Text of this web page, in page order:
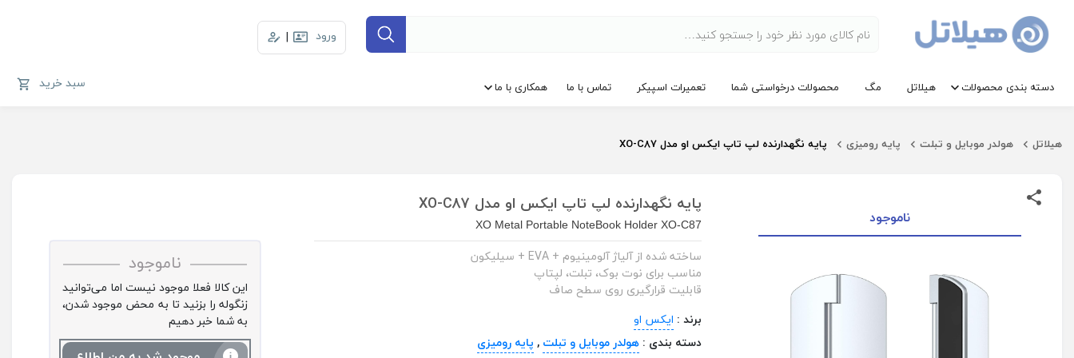
ورود |
دسته بندی محصولات هیلاتل مگ محصولات درخواستی شما تعمیرات اسپیکر تماس با ما همکاری با ما سبد خرید
هیلاتل هولدر موبایل و تبلت پایه رومیزی پایه نگهدارنده لپ تاپ ایکس او مدل XO-C87
ناموجود
پایه نگهدارنده لپ تاپ ایکس او مدل XO-C87
XO Metal Portable NoteBook Holder XO-C87
ساخته شده از آلیاژ آلومینیوم + EVA + سیلیکون
مناسب برای نوت بوک، تبلت، لپتاپ
قابلیت قرارگیری روی سطح صاف
برند : ایکس او
دسته بندی :هولدر موبایل و تبلت , پایه رومیزی
ناموجود
این کالا فعلا موجود نیست اما می‌توانید
زنگوله را بزنید تا به محض موجود شدن،
به شما خبر دهیم